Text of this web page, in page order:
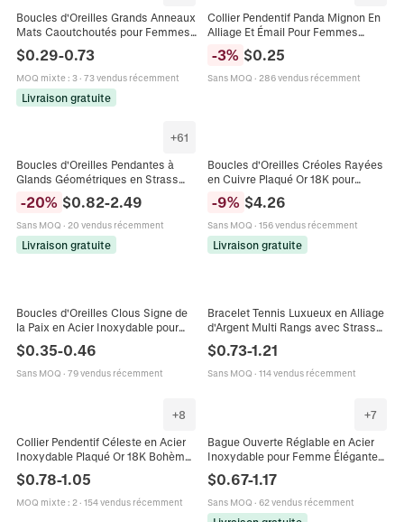
Boucles d'Oreilles Grands Anneaux
Mats Caoutchoutés pour Femmes
Tige en Acier Inoxydable Anneaux
Géométriques Colorés Bijoux
$0.29-0.73
MOQ mixte: 3· 73 vendus récemment
Livraison gratuite
Collier Pendentif Panda Mignon En
Alliage Et Émail Pour Femmes
Hommes Bijoux Animaux Plaqués
Or Cadeau Accessoire Panda
-3% $0.25
Sans MOQ · 286 vendus récemment
+61
Boucles d'Oreilles Pendantes à
Glands Géométriques en Strass
pour Femmes Perle Artificielle de
Luxe avec Tige en Argent Sterling
925
-20% $0.82-2.49
Sans MOQ · 20 vendus récemment
Livraison gratuite
Boucles d'Oreilles Créoles Rayées
en Cuivre Plaqué Or 18K pour
Femmes Style Européen Boucle
d'Oreille Géométrique Avec Tige en
Argent 925
-9% $4.26
Sans MOQ · 156 vendus récemment
Livraison gratuite
Boucles d'Oreilles Clous Signe de
la Paix en Acier Inoxydable pour
Géométriques Rondes Creuses
Bijoux Tendance
$0.35-0.46
Sans MOQ · 79 vendus récemment
Bracelet Tennis Luxueux en Alliage
d'Argent Multi Rangs avec Strass
Étincelant Cadeau de Rencontre
$0.73-1.21
Sans MOQ · 114 vendus récemment
+8
Collier Pendentif Céleste en Acier
Inoxydable Plaqué Or 18K Bohème
Lune Soleil Étoile Œil Collier pour
Femme Bijoux
$0.78-1.05
MOQ mixte: 2· 154 vendus récemment
+7
Bague Ouverte Réglable en Acier
Inoxydable pour Femme Élégante
Bijou avec Perle Artificielle Strass
Fleur Cœur
$0.67-1.17
Sans MOQ · 62 vendus récemment